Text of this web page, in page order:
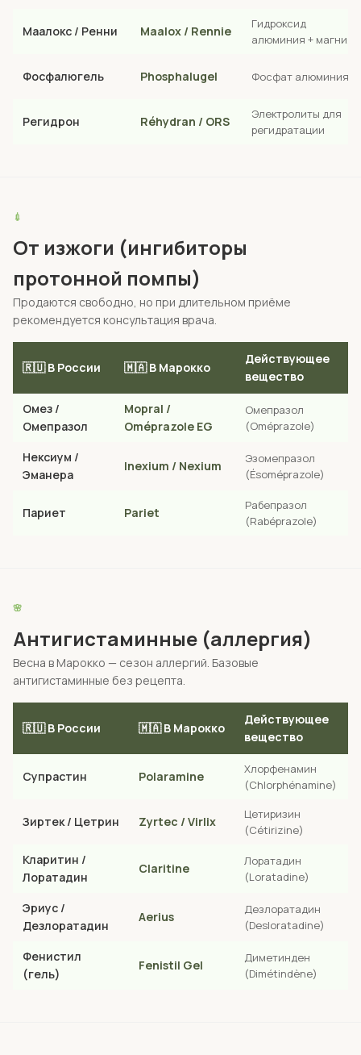
Маалокс / Ренни Maalox / Rennie
Гидроксид
алюминия + магния
Фосфалюгель Phosphalugel Фосфат алюминия
Регидрон Réhydran / ORS
Электролиты для
регидратации
💉
От изжоги (ингибиторы
протонной помпы)
Продаются свободно, но при длительном приёме
рекомендуется консультация врача.
🇷🇺 В России 🇲🇦 В Марокко
Действующее
вещество
Омез /
Омепразол
Mopral /
Oméprazole EG
Омепразол
(Oméprazole)
Нексиум /
Эманера
Inexium / Nexium
Эзомепразол
(Ésoméprazole)
Париет Pariet
Рабепразол
(Rabéprazole)
🌸
Антигистаминные (аллергия)
Весна в Марокко — сезон аллергий. Базовые
антигистаминные без рецепта.
🇷🇺 В России 🇲🇦 В Марокко
Действующее
вещество
Супрастин Polaramine
Хлорфенамин
(Chlorphénamine)
Зиртек / Цетрин Zyrtec / Virlix
Цетиризин
(Cétirizine)
Кларитин /
Лоратадин
Claritine
Лоратадин
(Loratadine)
Эриус /
Дезлоратадин
Aerius
Дезлоратадин
(Desloratadine)
Фенистил
(гель)
Fenistil Gel
Диметинден
(Dimétindène)